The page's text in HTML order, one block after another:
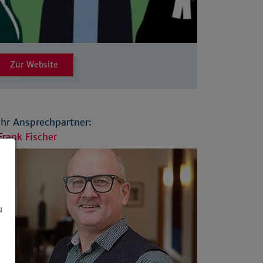
Zur Website
Ansprechpartner:
Fischer